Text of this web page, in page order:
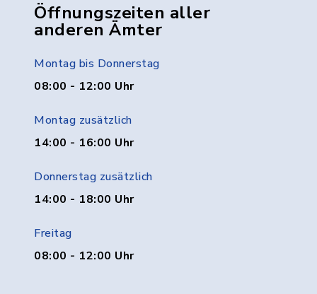
Öffnungszeiten aller
anderen Ämter
Montag bis Donnerstag
08:00 - 12:00 Uhr
Montag zusätzlich
14:00 - 16:00 Uhr
Donnerstag zusätzlich
14:00 - 18:00 Uhr
Freitag
08:00 - 12:00 Uhr